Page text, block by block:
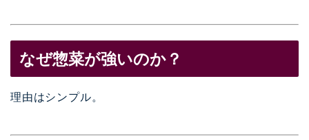
なぜ惣菜が強いのか？
理由はシンプル。